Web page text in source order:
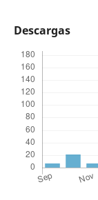
Descargas